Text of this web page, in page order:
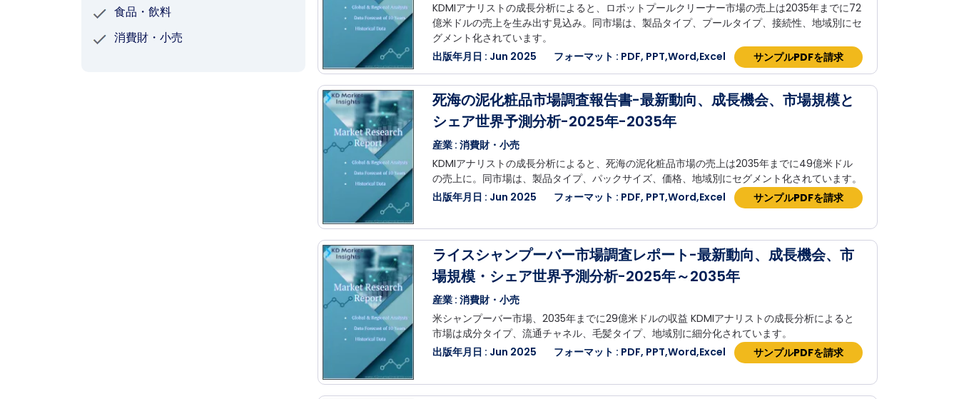
食品・飲料
消費財・小売
KDMIアナリストの成長分析によると、ロボットプールクリーナー市場の売上は2035年までに72
億米ドルの売上を生み出す見込み。同市場は、製品タイプ、プールタイプ、接続性、地域別にセ
グメント化されています。
出版年月日 : Jun 2025
フォーマット : PDF, PPT,Word,Excel サンプルPDFを請求
死海の泥化粧品市場調査報告書-最新動向、成長機会、市場規模と
シェア世界予測分析-2025年-2035年
産業 : 消費財・小売
KDMIアナリストの成長分析によると、死海の泥化粧品市場の売上は2035年までに49億米ドル
の売上に。同市場は、製品タイプ、パックサイズ、価格、地域別にセグメント化されています。
出版年月日 : Jun 2025
フォーマット : PDF, PPT,Word,Excel サンプルPDFを請求
ライスシャンプーバー市場調査レポート-最新動向、成長機会、市
場規模・シェア世界予測分析-2025年～2035年
産業 : 消費財・小売
米シャンプーバー市場、2035年までに29億米ドルの収益 KDMIアナリストの成長分析によると
市場は成分タイプ、流通チャネル、毛髪タイプ、地域別に細分化されています。
出版年月日 : Jun 2025
フォーマット : PDF, PPT,Word,Excel サンプルPDFを請求